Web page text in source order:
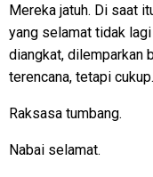
Mereka jatuh. Di saat
yang selamat tidak
diangkat, dilemparkan
terencana, tetapi cukup.
Raksasa tumbang.
Nabai selamat.